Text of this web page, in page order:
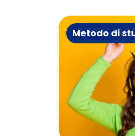
Metodo di